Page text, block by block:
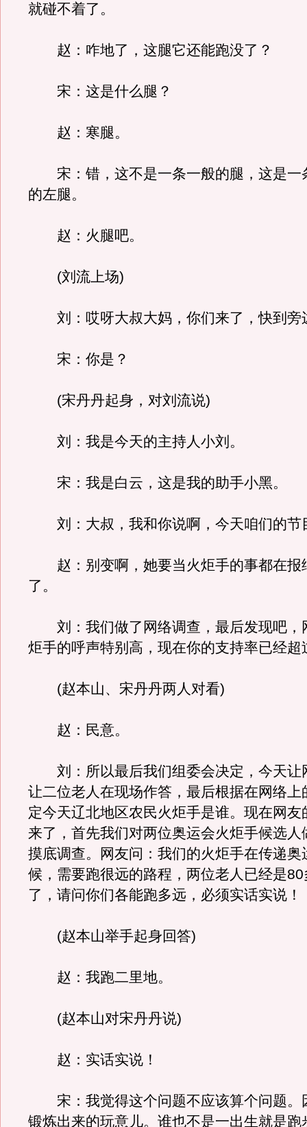
就碰不着了。
赵：咋地了，这腿它还能跑没了？
宋：这是什么腿？
赵：寒腿。
宋：错，这不是一条一般的腿，这是一
的左腿。
赵：火腿吧。
(刘流上场)
刘：哎呀大叔大妈，你们来了，快到旁
宋：你是？
(宋丹丹起身，对刘流说)
刘：我是今天的主持人小刘。
宋：我是白云，这是我的助手小黑。
刘：大叔，我和你说啊，今天咱们的节
赵：别变啊，她要当火炬手的事都在报
了。
刘：我们做了网络调查，最后发现吧，
炬手的呼声特别高，现在你的支持率已经超
(赵本山、宋丹丹两人对看)
赵：民意。
刘：所以最后我们组委会决定，今天让
让二位老人在现场作答，最后根据在网络上
定今天辽北地区农民火炬手是谁。现在网友
来了，首先我们对两位奥运会火炬手候选人
摸底调查。网友问：我们的火炬手在传递奥
候，需要跑很远的路程，两位老人已经是
了，请问你们各能跑多远，必须实话实说！
(赵本山举手起身回答)
赵：我跑二里地。
(赵本山对宋丹丹说)
赵：实话实说！
宋：我觉得这个问题不应该算个问题。
锻炼出来的玩意儿。谁也不是一出生就是跑